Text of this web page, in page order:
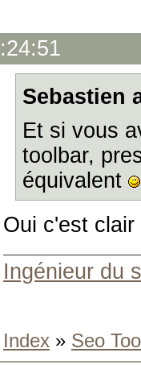
Sebastien
Et si vous
toolbar,
équivalent
Oui c'est
Ingénieur du
Index » Seo